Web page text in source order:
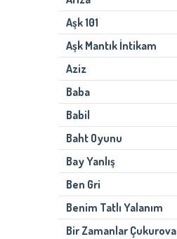
Aşk 101
Aşk Mantık İntikam
Aziz
Baba
Babil
Baht Oyunu
Bay Yanlış
Ben Gri
Benim Tatlı Yalanım
Bir Zamanlar Çukurova